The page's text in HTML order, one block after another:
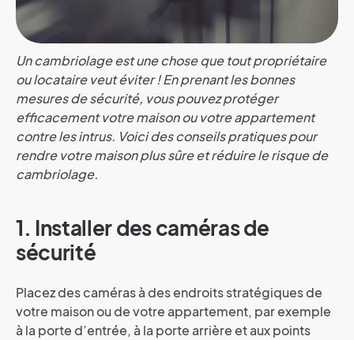
Un cambriolage est une chose que tout propriétaire
ou locataire veut éviter ! En prenant les bonnes
mesures de sécurité, vous pouvez protéger
efficacement votre maison ou votre appartement
contre les intrus. Voici des conseils pratiques pour
rendre votre maison plus sûre et réduire le risque de
cambriolage.
1. Installer des caméras de
sécurité
Placez des caméras à des endroits stratégiques de
votre maison ou de votre appartement, par exemple
à la porte d’entrée, à la porte arrière et aux points